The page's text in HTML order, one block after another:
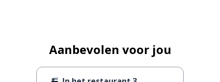
Aanbevolen voor jou